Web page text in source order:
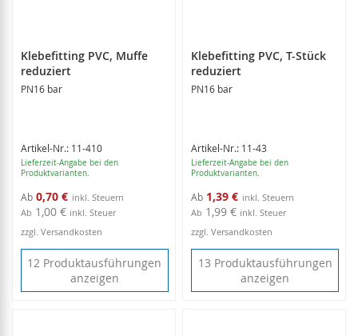
Klebefitting PVC, Muffe
reduziert
PN16 bar
Artikel-Nr.: 11-410
Lieferzeit-Angabe bei den
Produktvarianten.
Ab 0,70 €
Ab 1,00 € inkl. Steuer
zzgl. Versandkosten
12 Produktausführungen
anzeigen
Klebefitting PVC, T-Stück
reduziert
PN16 bar
Artikel-Nr.: 11-43
Lieferzeit-Angabe bei den
Produktvarianten.
Ab 1,39 €
Ab 1,99 € inkl. Steuer
zzgl. Versandkosten
13 Produktausführungen
anzeigen